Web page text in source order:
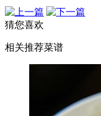
猜您喜欢
相关推荐菜谱